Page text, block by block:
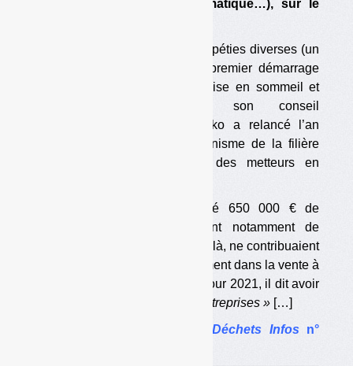
secteurs (cosmétique, informatique…), sur le
Après quelques années de péripéties diverses (un
lancement en 2016, puis un premier démarrage
avorté en 2017, suivi d’une mise en sommeil et
d’une recomposition de son conseil
d’administration en 2020), Léko a relancé l’an
dernier son activité d’éco-organisme de la filière
emballages ménagers, avec des metteurs en
Léko dit ainsi avoir engrangé 650 000 € de
contributions en 2020, venant notamment de
metteurs en marché qui, jusque-là, ne contribuaient
notamment dans la vente à
distance, basés à l’étranger). Pour 2021, il dit avoir
« près de 200 entreprises »[…]
Déchets Infosn°